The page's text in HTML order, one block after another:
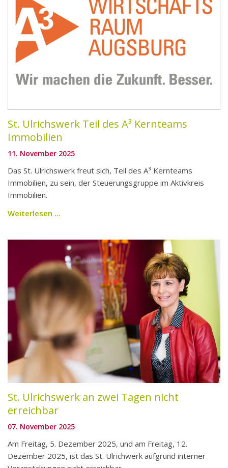
St. Ulrichswerk Teil des A³ Kernteams
Immobilien
11. November 2025
Das St. Ulrichswerk freut sich, Teil des A³ Kernteams
Immobilien, zu sein, der Steuerungsgruppe im Aktivkreis
Immobilien.
Weiterlesen …
St. Ulrichswerk an zwei Tagen nicht
erreichbar
07. November 2025
Am Freitag, 5. Dezember 2025, und am Freitag, 12.
Dezember 2025, ist das St. Ulrichwerk aufgrund interner